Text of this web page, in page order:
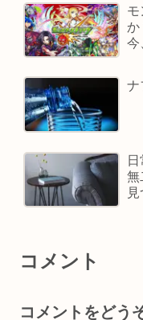
モ
か
今
ナ
無
コメント
コメントをどう